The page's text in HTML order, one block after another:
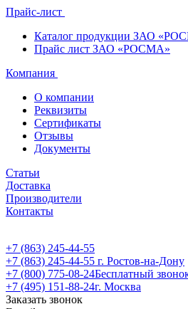
Прайс-лист
Каталог продукции ЗАО
Прайс лист ЗАО «РОСМА»
Компания
О компании
Реквизиты
Сертификаты
Отзывы
Документы
Статьи
Доставка
Производители
Контакты
+7 (863) 245-44-55
+7 (863) 245-44-55 г. Ростов-на-Дону
+7 (800) 775-08-24Бесплатный
+7 (495) 151-88-24г. Москва
Заказать звонок